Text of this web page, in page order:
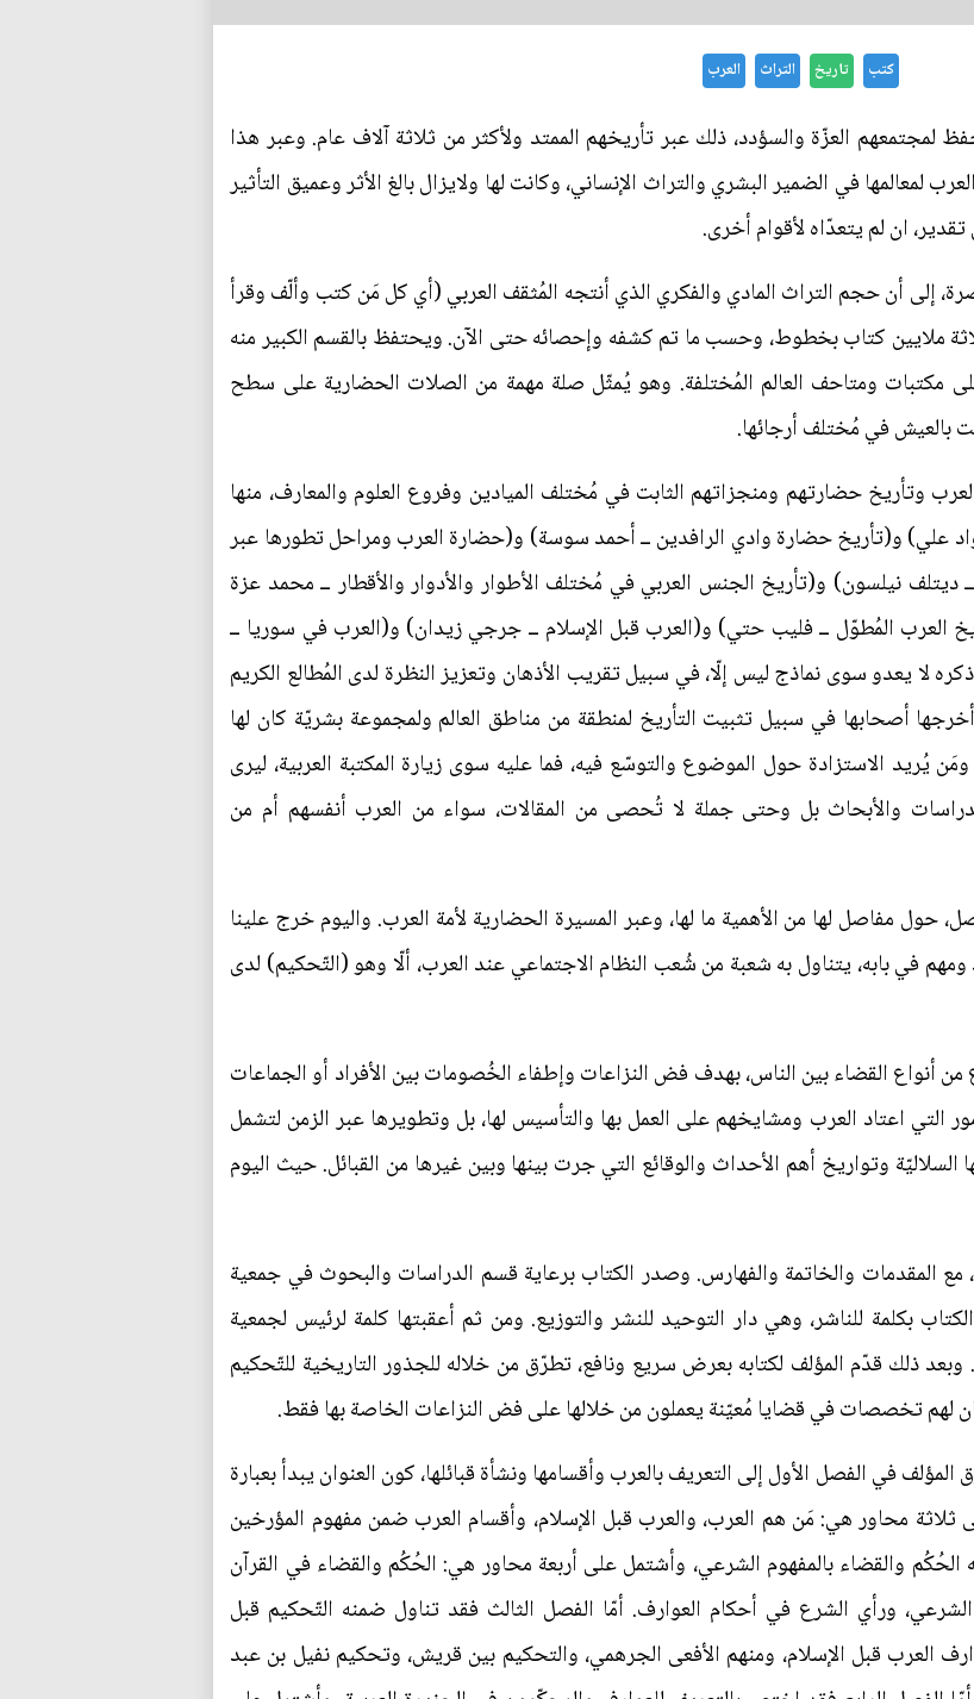
كتب تاريخ التراث العرب
لمجتمعهم العزّة والسؤدد، ذلك عبر تأريخهم الممتد ولأكثر من ثلاثة آلاف عام. وعبر هذا
لمعالمها في الضمير البشري والتراث الإنساني، وكانت لها ولايزال بالغ الأثر وعميق التأثير
ان لم يتعدّاه لأقوام أخرى.
إلى أن حجم التراث المادي والفكري الذي أنتجه المُثقف العربي (أي كل مَن كتب وألّف وقرأ
ملايين كتاب بخطوط، وحسب ما تم كشفه وإحصائه حتى الآن. ويحتفظ بالقسم الكبير منه
مكتبات ومتاحف العالم المُختلفة. وهو يُمثّل صلة مهمة من الصلات الحضارية على سطح
بالعيش في مُختلف أرجائها.
وتأريخ حضارتهم ومنجزاتهم الثابت في مُختلف الميادين وفروع العلوم والمعارف، منها
علي) و(تأريخ حضارة وادي الرافدين ــ أحمد سوسة) و(حضارة العرب ومراحل تطورها عبر
ديتلف نيلسون) و(تأريخ الجنس العربي في مُختلف الأطوار والأدوار والأقطار ــ محمد عزة
العرب المُطوّل ــ فليب حتي) و(العرب قبل الإسلام ــ جرجي زيدان) و(العرب في سوريا ــ
لا يعدو سوى نماذج ليس إلّا، في سبيل تقريب الأذهان وتعزيز النظرة لدى المُطالع الكريم
أصحابها في سبيل تثبيت التأريخ لمنطقة من مناطق العالم ولمجموعة بشريّة كان لها
يُريد الاستزادة حول الموضوع والتوسّع فيه، فما عليه سوى زيارة المكتبة العربية، ليرى
والأبحاث بل وحتى جملة لا تُحصى من المقالات، سواء من العرب أنفسهم أم من
حول مفاصل لها من الأهمية ما لها، وعبر المسيرة الحضارية لأمة العرب. واليوم خرج علينا
في بابه، يتناول به شعبة من شُعب النظام الاجتماعي عند العرب، ألّا وهو (التّحكيم) لدى
أنواع القضاء بين الناس، بهدف فض النزاعات وإطفاء الخُصومات بين الأفراد أو الجماعات
التي اعتاد العرب ومشايخهم على العمل بها والتأسيس لها، بل وتطويرها عبر الزمن لتشمل
السلاليّة وتواريخ أهم الأحداث والوقائع التي جرت بينها وبين غيرها من القبائل. حيث اليوم
من سبعة فصول، ضمن 191 صفحة، مع المقدمات والخاتمة والفهارس. وصدر الكتاب برعاية قسم الدراسات والبحوث في جمعية
بكلمة للناشر، وهي دار التوحيد للنشر والتوزيع. ومن ثم أعقبتها كلمة لرئيس لجمعية
وبعد ذلك قدّم المؤلف لكتابه بعرض سريع ونافع، تطرّق من خلاله للجذور التاريخية للتّحكيم
لهم تخصصات في قضايا مُعيّنة يعملون من خلالها على فض النزاعات الخاصة بها فقط.
في الفصل الأول إلى التعريف بالعرب وأقسامها ونشأة قبائلها، كون العنوان يبدأ بعبارة
محاور هي: مَن هم العرب، والعرب قبل الإسلام، وأقسام العرب ضمن مفهوم المؤرخين
الحُكُم والقضاء بالمفهوم الشرعي، وأشتمل على أربعة محاور هي: الحُكُم والقضاء في القرآن
ورأي الشرع في أحكام العوارف. أمّا الفصل الثالث فقد تناول ضمنه التّحكيم قبل
العرب قبل الإسلام، ومنهم الأفعى الجرهمي، والتحكيم بين قريش، وتحكيم نفيل بن عبد